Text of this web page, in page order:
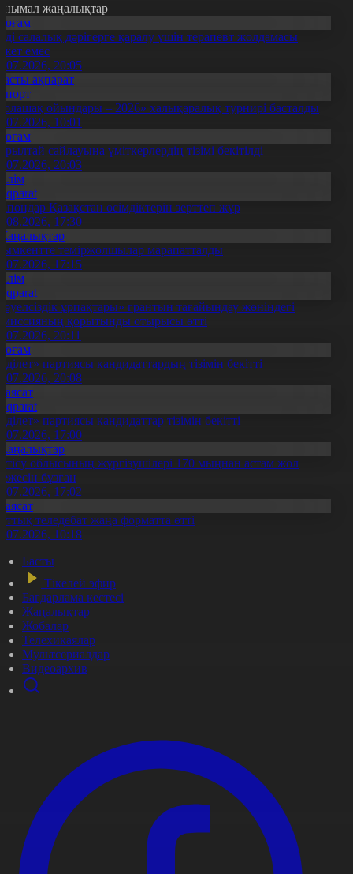
жаңалықтар
салалық дәрігерге қаралу үшін терапевт жолдамасы
емес
20:05
ақпарат
ойындары – 2026» халықаралық турнирі басталды
10:01
сайлауына үміткерлердің тізімі бекітілді
20:03
Қазақстан өсімдіктерін зерттеп жүр
17:30
теміржолшылар марапатталды
17:15
ұрпақтары» грантын тағайындау жөніндегі
қорытынды отырысы өтті
20:11
партиясы кандидаттардың тізімін бекітті
20:08
партиясы кандидаттар тізімін бекітті
17:00
облысының жүргізушілері 170 мыңнан астам жол
бұзған
17:02
теледебат жаңа форматта өтті
10:18
Басты
Тікелей эфир
Бағдарлама кестесі
Жаңалықтар
Жобалар
Телехикаялар
Мультсериалдар
Видеоархив